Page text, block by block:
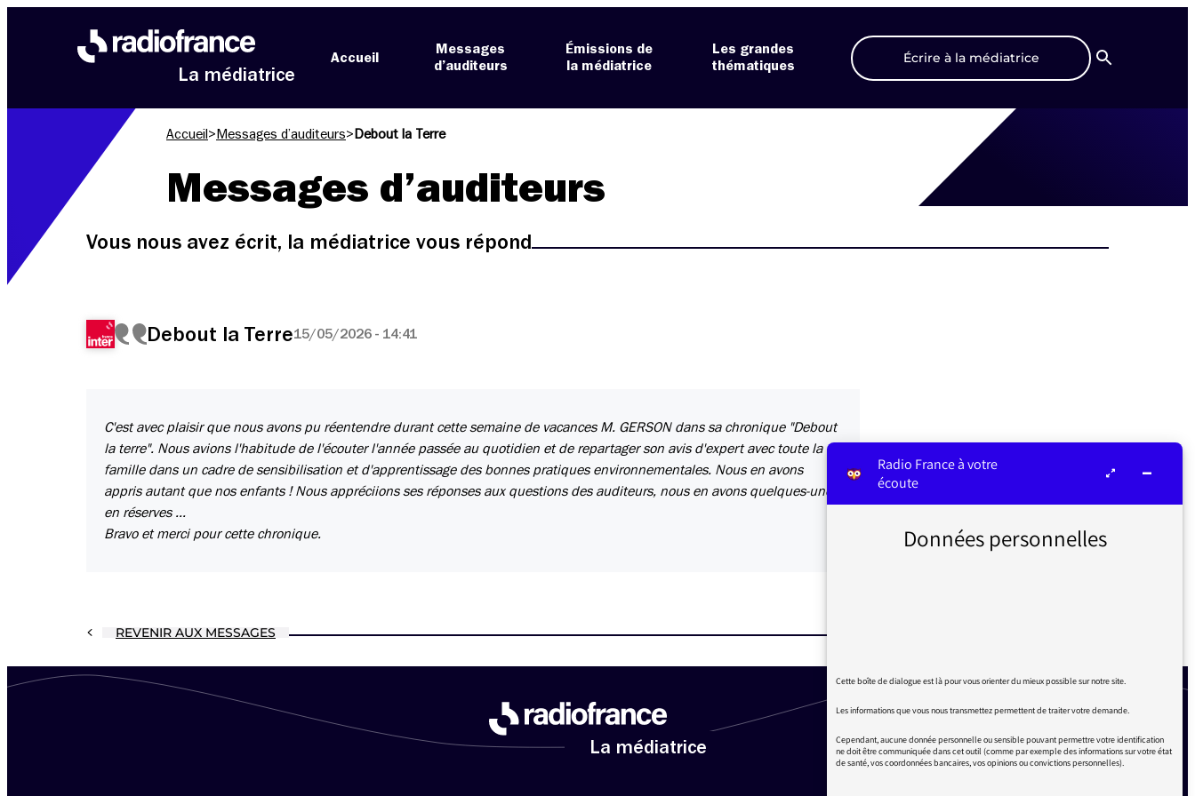
La médiatrice
Accueil
Messages
d’auditeurs
Émissions de
la médiatrice
Les grandes
thématiques
Écrire à la médiatrice
Recherche
Accueil > Messages d’auditeurs> Debout la Terre
Messages d’auditeurs
Vous nous avez écrit, la médiatrice vous répond
Debout la Terre15/05/2026 - 14:41
C'est avec plaisir que nous avons pu réentendre durant cette semaine de vacances M. GERSON dans sa chronique "Debout
la terre". Nous avions l'habitude de l'écouter l'année passée au quotidien et de repartager son avis d'expert avec toute la
famille dans un cadre de sensibilisation et d'apprentissage des bonnes pratiques environnementales. Nous en avons
appris autant que nos enfants ! Nous appréciions ses réponses aux questions des auditeurs, nous en avons quelques-unes
en réserves ...
Bravo et merci pour cette chronique.
REVENIR AUX MESSAGES
La médiatrice
Radio France à votre
écoute
Données personnelles
Cette boîte de dialogue est là pour vous orienter du mieux possible sur notre site.
Les informations que vous nous transmettez permettent de traiter votre demande.
Cependant, aucune donnée personnelle ou sensible pouvant permettre votre identification
ne doit être communiquée dans cet outil (comme par exemple des informations sur votre état
de santé, vos coordonnées bancaires, vos opinions ou convictions personnelles).